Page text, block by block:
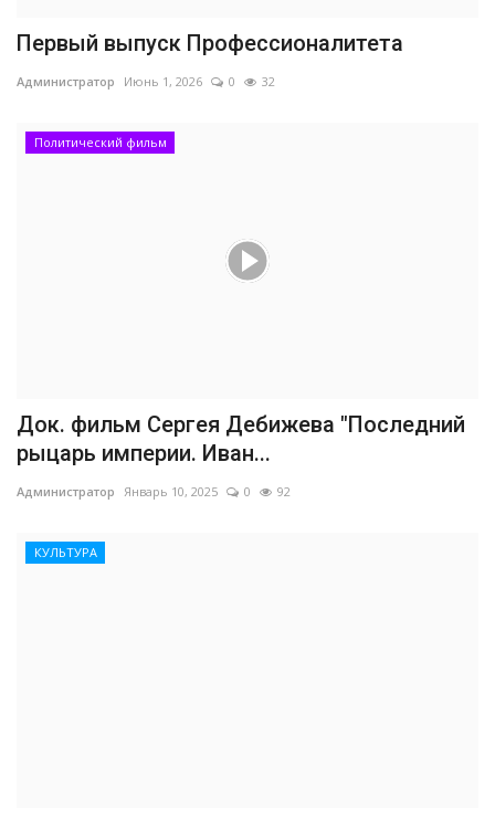
Первый выпуск Профессионалитета
Администратор Июнь 1, 2026 0 32
Политический фильм
Док. фильм Сергея Дебижева "Последний
рыцарь империи. Иван...
Администратор Январь 10, 2025 0 92
КУЛЬТУРА